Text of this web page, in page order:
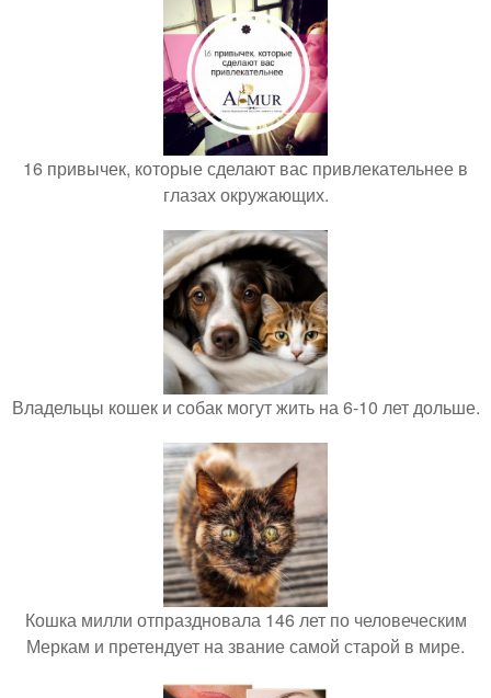
16 привычек, которые сделают вас привлекательнее в
глазах окружающих.
Владельцы кошек и собак могут жить на 6-10 лет дольше.
Кошка милли отпраздновала 146 лет по человеческим
Меркам и претендует на звание самой старой в мире.